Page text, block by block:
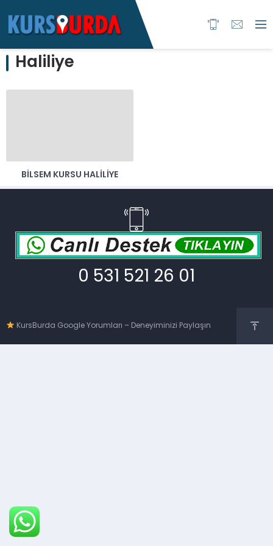
Haliliye
BILSEM KURSU HALILIYE
0 531 521 26 01
KursBurda Google Yorumları – Deneyiminizi Paylaşın